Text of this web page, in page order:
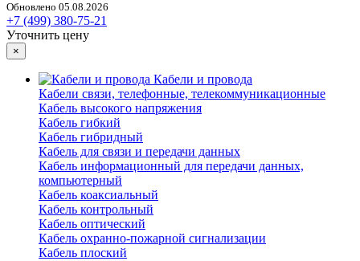
Обновлено 05.08.2026
+7 (499) 380-75-21
Уточнить цену
×
Кабели и провода
Кабели связи, телефонные, телекоммуникационные
Кабель высокого напряжения
Кабель гибкий
Кабель гибридный
Кабель для связи и передачи данных
Кабель информационный для передачи данных,
компьютерный
Кабель коаксиальный
Кабель контрольный
Кабель оптический
Кабель охранно-пожарной сигнализации
Кабель плоский